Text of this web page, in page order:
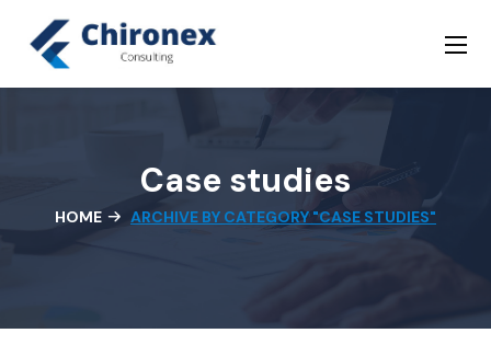
Case studies
HOME ARCHIVE BY CATEGORY "CASE STUDIES"